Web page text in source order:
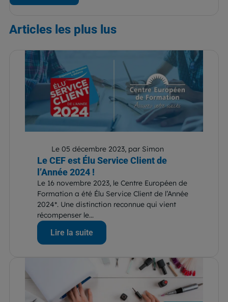
Articles les plus lus
Le 05 décembre 2023, par Simon
Le CEF est Élu Service Client de
l’Année 2024 !
Le 16 novembre 2023, le Centre Européen de
Formation a été Élu Service Client de l’Année
2024*. Une distinction reconnue qui vient
récompenser le...
Lire la suite